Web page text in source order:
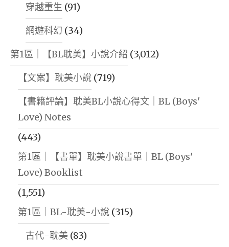
穿越重生 (91)
網遊科幻 (34)
第1區｜【BL耽美】小說介紹 (3,012)
【文案】耽美小說 (719)
【書籍評論】耽美BL小說心得文｜BL (Boys'
Love) Notes
(443)
第1區｜【書單】耽美小說書單｜BL (Boys'
Love) Booklist
(1,551)
第1區｜BL-耽美-小說 (315)
古代-耽美 (83)